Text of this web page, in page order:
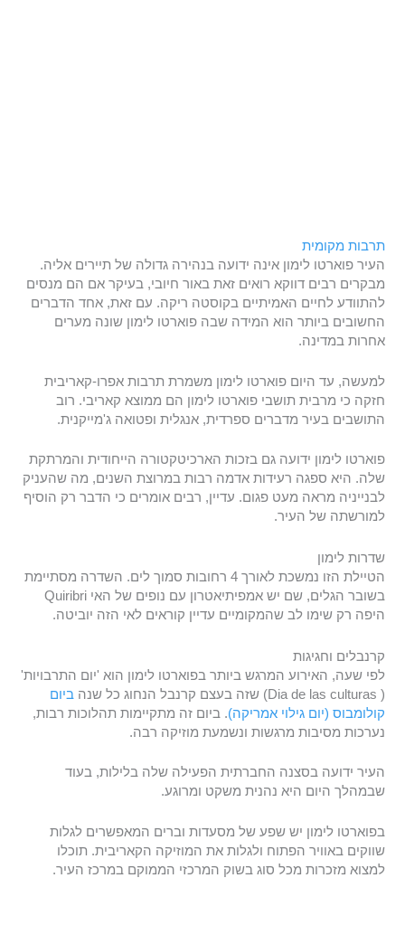
תרבות מקומית
העיר פוארטו לימון אינה ידועה בנהירה גדולה של תיירים אליה.
מבקרים רבים דווקא רואים זאת באור חיובי, בעיקר אם הם מנסים
להתוודע לחיים האמיתיים בקוסטה ריקה. עם זאת, אחד הדברים
החשובים ביותר הוא המידה שבה פוארטו לימון שונה מערים
אחרות במדינה.
למעשה, עד היום פוארטו לימון משמרת תרבות אפרו-קאריבית
חזקה כי מרבית תושבי פוארטו לימון הם ממוצא קאריבי. רוב
התושבים בעיר מדברים ספרדית, אנגלית ופטואה ג'מייקנית.
פוארטו לימון ידועה גם בזכות הארכיטקטורה הייחודית והמרתקת
שלה. היא ספגה רעידות אדמה רבות במרוצת השנים, מה שהעניק
לבנייניה מראה מעט פגום. עדיין, רבים אומרים כי הדבר רק הוסיף
למורשתה של העיר.
שדרות לימון
הטיילת הזו נמשכת לאורך 4 רחובות סמוך לים. השדרה מסתיימת
בשובר הגלים, שם יש אמפיתיאטרון עם נופים של האי Quiribri
היפה רק שימו לב שהמקומיים עדיין קוראים לאי הזה יוביטה.
קרנבלים וחגיגות
לפי שעה, האירוע המרגש ביותר בפוארטו לימון הוא 'יום התרבויות'
( Dia de las culturas) שזה בעצם קרנבל הנחוג כל שנה
ביום
קולומבוס (יום גילוי אמריקה). ביום זה מתקיימות תהלוכות רבות,
נערכות מסיבות מרגשות ונשמעת מוזיקה רבה.
העיר ידועה בסצנה החברתית הפעילה שלה בלילות, בעוד
שבמהלך היום היא נהנית משקט ומרוגע.
בפוארטו לימון יש שפע של מסעדות וברים המאפשרים לגלות
שווקים באוויר הפתוח ולגלות את המוזיקה הקאריבית. תוכלו
למצוא מזכרות מכל סוג בשוק המרכזי הממוקם במרכז העיר.